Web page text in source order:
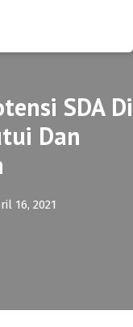
SDA Di
Dan
16, 2021